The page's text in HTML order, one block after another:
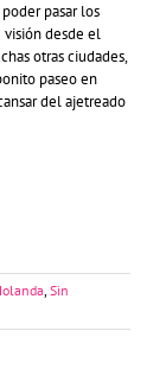
pasar los
desde el
otras ciudades,
paseo en
del ajetreado
, Sin